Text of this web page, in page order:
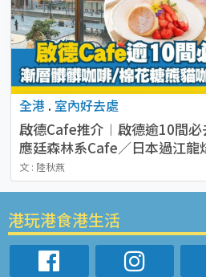
全港 . 室內好去處
啟德Cafe推介︱啟德逾10間
應廷森林系Cafe／日本過江龍
熊貓咖啡
文 : 陸秋燕
港玩港食港生活